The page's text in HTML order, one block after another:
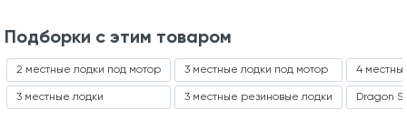
Подборки с этим товаром
2 местные лодки под мотор
3 местные лодки
3 местные лодки под мотор
3 местные резиновые лодки
4
Dragon